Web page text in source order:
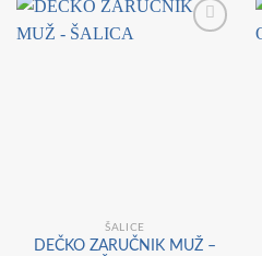
ŠALICE
DEČKO ZARUČNIK MUŽ –